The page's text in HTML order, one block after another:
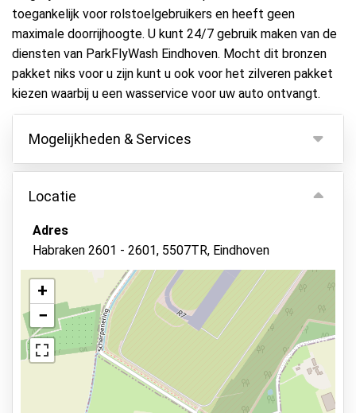
toegankelijk voor rolstoelgebruikers en heeft geen
maximale doorrijhoogte. U kunt 24/7 gebruik maken van de
diensten van ParkFlyWash Eindhoven. Mocht dit bronzen
pakket niks voor u zijn kunt u ook voor het zilveren pakket
kiezen waarbij u een wasservice voor uw auto ontvangt.
Mogelijkheden & Services
Mogelijkheden
Binnen parkeren
Autosleutels behouden
Autowassen
Bewaker ter plaatse
Beveiligd parkeren
Asfalt of bestrating
Verlicht terrein
Locatie
Adres
Habraken 2601 - 2601, 5507TR, Eindhoven
+
−